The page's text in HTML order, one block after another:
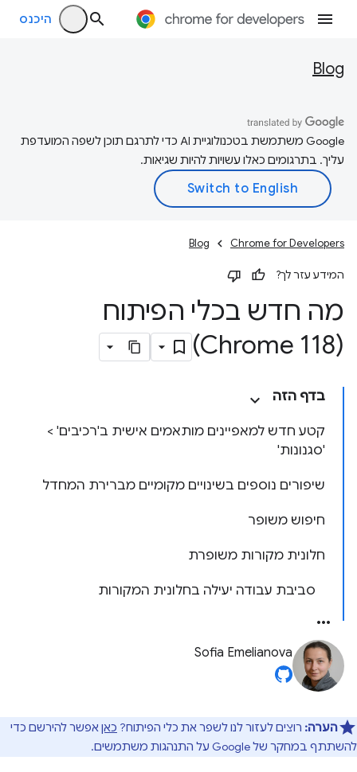
היכנס
Blog
‫Google משתמשת בטכנולוגיית AI כדי לתרגם תוכן לשפה המועדפת
עליך. בתרגומים כאלו עשויות להיות שגיאות.
Chrome for Developers
Blog
המידע עזר לך?
מה חדש בכלי הפיתוח
(Chrome 118)
בדף הזה
קטע חדש למאפיינים מותאמים אישית ב'רכיבים' >
'סגנונות'
שיפורים נוספים בשינויים מקומיים מברירת המחדל
חיפוש משופר
חלונית מקורות משופרת
סביבת עבודה יעילה בחלונית המקורות
Sofia Emelianova
הערה: רוצים לעזור לנו לשפר את כלי הפיתוח? כאןאפשר להירשם כדי
להשתתף במחקר של Google על התנהגות משתמשים.